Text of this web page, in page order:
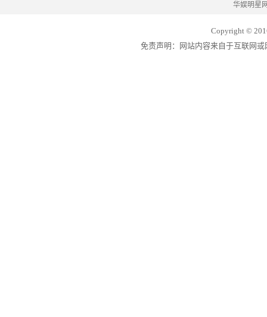
华娱明星
Copyright ©
免责声明：网站内容来自于互联网